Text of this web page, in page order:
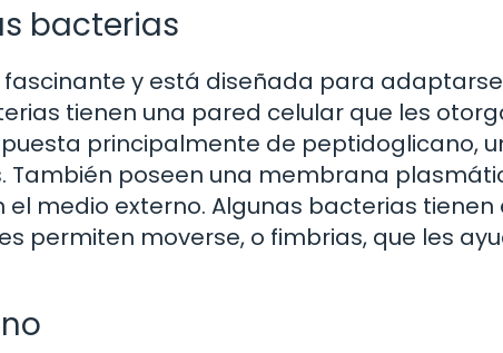
bacterias
y está diseñada para
tienen una pared celular que les
principalmente de peptidoglicano,
También poseen una membrana
medio externo. Algunas bacterias
permiten moverse, o fimbrias, que les